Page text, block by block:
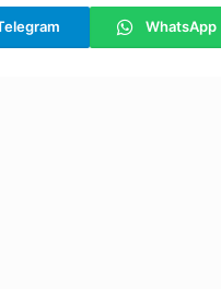
WhatsApp